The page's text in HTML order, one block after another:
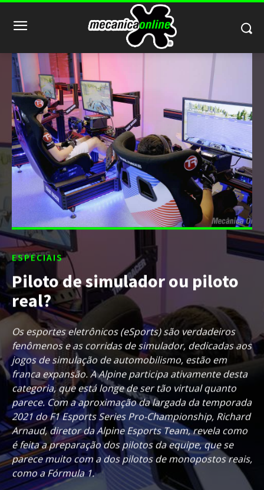
ESPECIAIS
Piloto de simulador ou piloto
real?
Os esportes eletrônicos (eSports) são verdadeiros
fenômenos e as corridas de simulador, dedicadas aos
jogos de simulação de automobilismo, estão em
franca expansão. A Alpine participa ativamente desta
categoria, que está longe de ser tão virtual quanto
parece. Com a aproximação da largada da temporada
2021 do F1 Esports Series Pro-Championship, Richard
Arnaud, diretor da Alpine Esports Team, revela como
é feita a preparação dos pilotos da equipe, que se
parece muito com a dos pilotos de monopostos reais,
como a Fórmula 1.